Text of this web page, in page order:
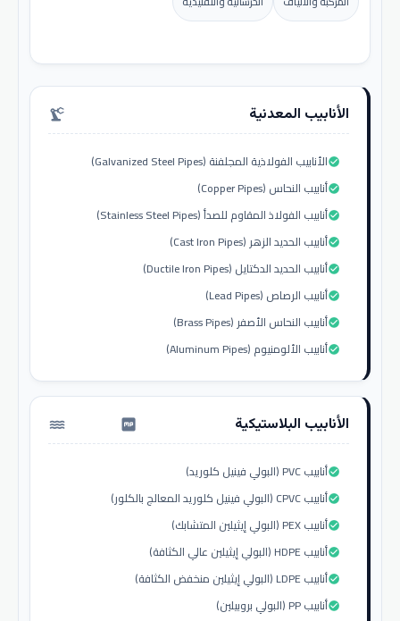
الأنابيب المعدنية precision_manufacturing
الأنابيب الفولاذية المجلفنة (Galvanized Steel Pipes)check_circle
أنابيب النحاس (Copper Pipes)check_circle
أنابيب الفولاذ المقاوم للصدأ (Stainless Steel Pipes)check_circle
أنابيب الحديد الزهر (Cast Iron Pipes)check_circle
أنابيب الحديد الدكتايل (Ductile Iron Pipes)check_circle
أنابيب الرصاص (Lead Pipes)check_circle
أنابيب النحاس الأصفر (Brass Pipes)check_circle
أنابيب الألومنيوم (Aluminum Pipes)check_circle
الأنابيب البلاستيكية water_pump
أنابيب PVC (البولي فينيل كلوريد)check_circle
أنابيب CPVC (البولي فينيل كلوريد المعالج بالكلور)check_circle
أنابيب PEX (البولي إيثيلين المتشابك)check_circle
أنابيب HDPE (البولي إيثيلين عالي الكثافة)check_circle
أنابيب LDPE (البولي إيثيلين منخفض الكثافة)check_circle
أنابيب PP (البولي بروبيلين)check_circle